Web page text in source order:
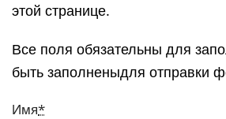
этой странице.
Все поля обязательны для
быть заполненыдля отправки
Имя*